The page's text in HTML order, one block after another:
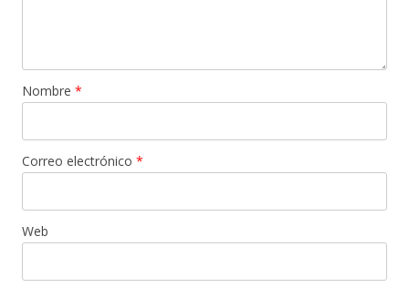
Nombre *
Correo electrónico *
Web